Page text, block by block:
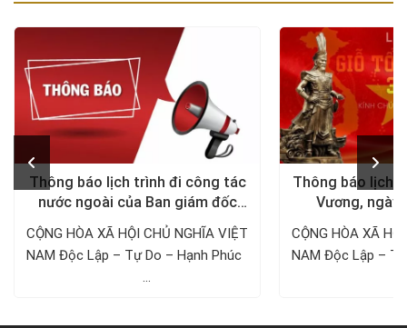
Thông báo lịch trình đi công tác
nước ngoài của Ban giám đốc
Công ty Thám tử VDT năm 2024
CỘNG HÒA XÃ HỘI CHỦ NGHĨA VIỆT
NAM Độc Lập – Tự Do – Hạnh Phúc ­­­­­­­­­­­­­­­­­­­­
...
Thông báo lịch
Vương, ngày
1/5/
CỘNG HÒA XÃ
NAM Độc Lập –